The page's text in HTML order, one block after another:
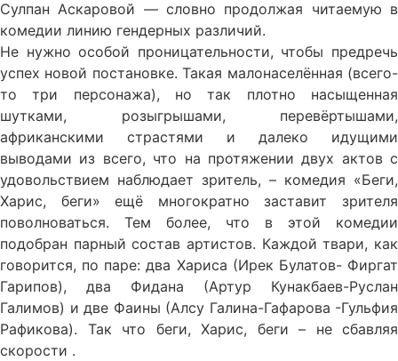
Сулпан Аскаровой — словно продолжая читаемую в
комедии линию гендерных различий.
Не нужно особой проницательности, чтобы предречь
успех новой постановке. Такая малонаселённая (всего-
то три персонажа), но так плотно насыщенная
шутками, розыгрышами, перевёртышами,
африканскими страстями и далеко идущими
выводами из всего, что на протяжении двух актов с
удовольствием наблюдает зритель, – комедия «Беги,
Харис, беги» ещё многократно заставит зрителя
поволноваться. Тем более, что в этой комедии
подобран парный состав артистов. Каждой твари, как
говорится, по паре: два Хариса (Ирек Булатов- Фиргат
Гарипов), два Фидана (Артур Кунакбаев-Руслан
Галимов) и две Фаины (Алсу Галина-Гафарова -Гульфия
Рафикова). Так что беги, Харис, беги – не сбавляя
скорости .